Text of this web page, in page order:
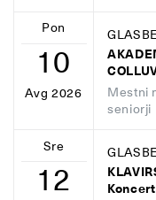
Pon
10
Avg 2026 Mestni
seniorji
Sre
12